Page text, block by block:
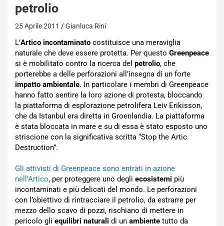
petrolio
25 Aprile 2011 Gianluca Rini
L’Artico incontaminato costituisce una meraviglia
naturale che deve essere protetta. Per questo Greenpeace
si è mobilitato contro la ricerca del petrolio, che
porterebbe a delle perforazioni all’insegna di un forte
impatto ambientale. In particolare i membri di Greenpeace
hanno fatto sentire la loro azione di protesta, bloccando
la piattaforma di esplorazione petrolifera Leiv Erikisson,
che da Istanbul era diretta in Groenlandia. La piattaforma
è stata bloccata in mare e su di essa è stato esposto uno
striscione con la significativa scritta “Stop the Artic
Destruction”.
Gli attivisti di Greenpeace sono entrati in azione
nell’Artico, per proteggere uno degli ecosistemi più
incontaminati e più delicati del mondo. Le perforazioni
con l’obiettivo di rintracciare il petrolio, da estrarre per
mezzo dello scavo di pozzi, rischiano di mettere in
pericolo gli equilibri naturali di un ambiente tutto da